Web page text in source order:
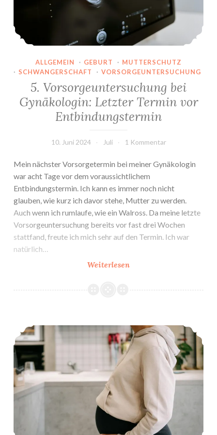
ALLGEMEIN · GEBURT · MUTTERSCHUTZ
· SCHWANGERSCHAFT · VORSORGEUNTERSUCHUNG
5. Vorsorgeuntersuchung bei
Gynäkologin: Letzter Termin vor
Entbindungstermin
10. Juni 2024 Juli 1 Kommentar
Mein nächster Vorsorgetermin bei meiner Gynäkologin
war acht Tage vor dem voraussichtlichem
Entbindungstermin. Ich kann es immer noch nicht
glauben, wie kurz ich davor stehe, Mutter zu werden.
Auch wenn ich rumlaufe, wie ein Walross. Da meine letzte
Vorsorgeuntersuchung bereits vor fast drei Wochen
stattfand, freute ich mich sehr auf den Termin. Ich war
natürlich…
Weiterlesen5.
bei
Termin
vor
Entbindungstermin
6. Besuch der Hebamme: Erste Wehen